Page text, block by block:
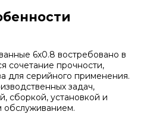
6x0.8 востребовано в
сочетание прочности,
для серийного применения.
задач,
сборкой, установкой и